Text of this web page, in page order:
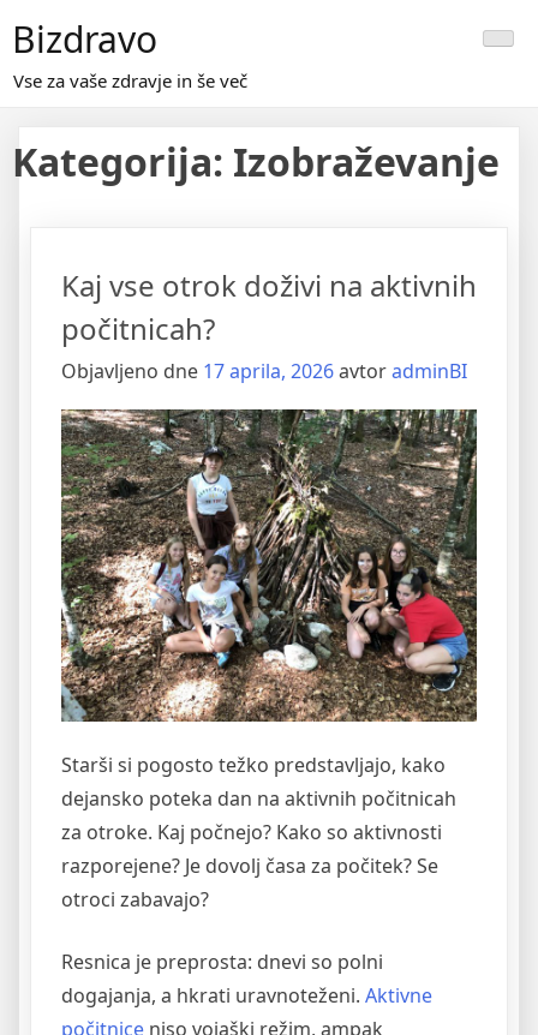
content
Bizdravo
Vse za vaše zdravje in še več
Kategorija: Izobraževanje
Kaj vse otrok doživi na aktivnih
počitnicah?
Objavljeno dne 17 aprila, 2026avtoradminBI
Starši si pogosto težko predstavljajo, kako
dejansko poteka dan na aktivnih počitnicah
za otroke. Kaj počnejo? Kako so aktivnosti
razporejene? Je dovolj časa za počitek? Se
otroci zabavajo?
Resnica je preprosta: dnevi so polni
dogajanja, a hkrati uravnoteženi. Aktivne
počitnice niso vojaški režim, ampak